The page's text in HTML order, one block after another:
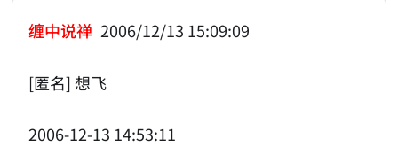
缠中说禅 2006/12/13 15:09:09
[匿名] 想飞
2006-12-13 14:53:11